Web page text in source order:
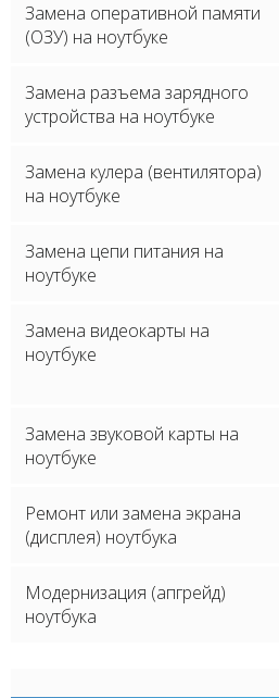
Замена оперативной памяти
(ОЗУ) на ноутбуке
Замена разъема зарядного
устройства на ноутбуке
Замена кулера (вентилятора)
на ноутбуке
Замена цепи питания на
ноутбуке
Замена видеокарты на
ноутбуке
Замена звуковой карты на
ноутбуке
Ремонт или замена экрана
(дисплея) ноутбука
Модернизация (апгрейд)
ноутбука